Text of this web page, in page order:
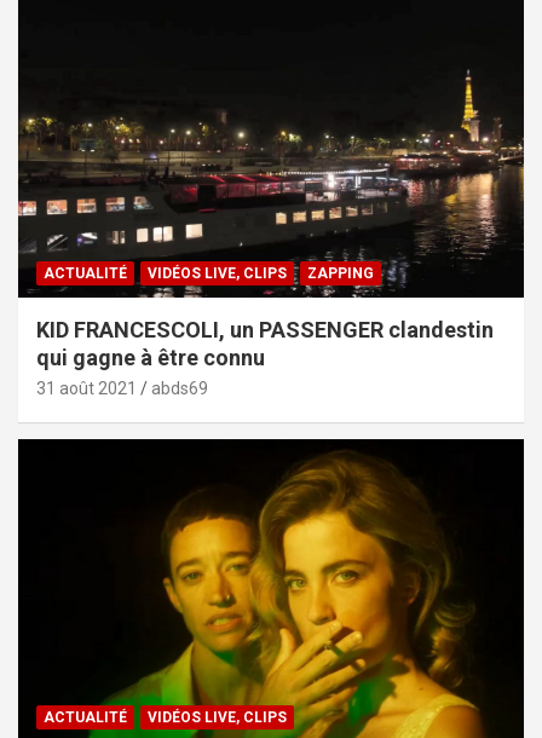
ACTUALITÉ VIDÉOS LIVE, CLIPS ZAPPING
KID FRANCESCOLI, un PASSENGER clandestin
qui gagne à être connu
31 août 2021 abds69
ACTUALITÉ VIDÉOS LIVE, CLIPS